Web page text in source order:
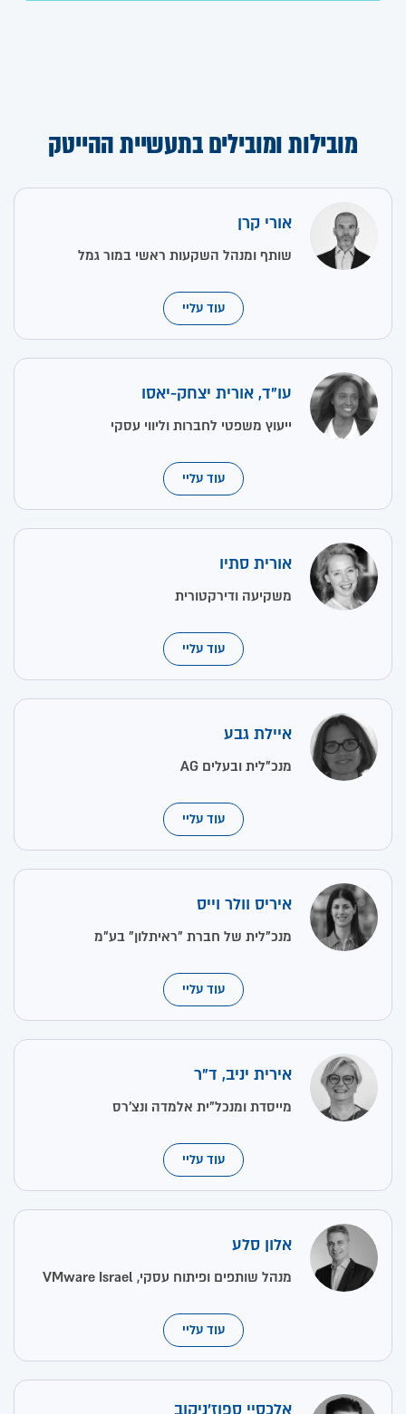
מובילות ומובילים בתעשיית ההייטק
אורי קרן
שותף ומנהל השקעות ראשי במור גמל
עוד עליי
עו"ד, אורית יצחק-יאסו
ייעוץ משפטי לחברות וליווי עסקי
עוד עליי
אורית סתיו
משקיעה ודירקטורית
עוד עליי
איילת גבע
מנכ"לית ובעלים AG
עוד עליי
איריס וולר וייס
מנכ"לית של חברת "ראיתלון" בע"מ
עוד עליי
אירית יניב, ד"ר
מייסדת ומנכל"ית אלמדה ונצ’רס
עוד עליי
אלון סלע
מנהל שותפים ופיתוח עסקי, VMware Israel
עוד עליי